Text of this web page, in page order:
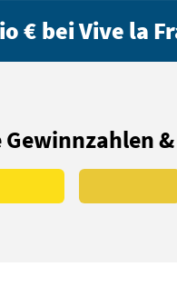
€ beiVive la
Gewinnzahlen